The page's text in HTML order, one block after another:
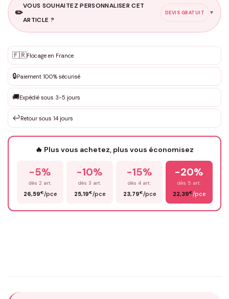
✏️
VOUS SOUHAITEZ PERSONNALISER CET
ARTICLE ?
DEVIS GRATUIT ▼
✨ Personnalisation sur mesure
DEVIS GRATUIT · Personnalisation de 3 à 10€ selon la demande
Que souhaitez-vous ?*
Votre texte / idée*
Prénom*
🇫🇷Flocage en France
🔒Paiement 100% sécurisé
🚚Expédié sous 3-5 jours
↩️Retour sous 14 jours
🔥 Plus vous achetez, plus vous économisez
-5%
dès 2 art.
26,59€/pce
-10%
dès 3 art.
25,19€/pce
-15%
dès 4 art.
23,79€/pce
-20%
dès 5 art.
22,39€/pce